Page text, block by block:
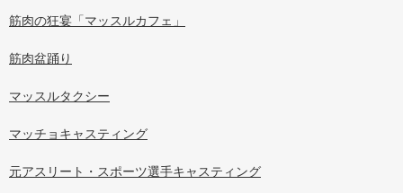
筋肉の狂宴「マッスルカフェ」
筋肉盆踊り
マッスルタクシー
マッチョキャスティング
元アスリート・スポーツ選手キャスティング